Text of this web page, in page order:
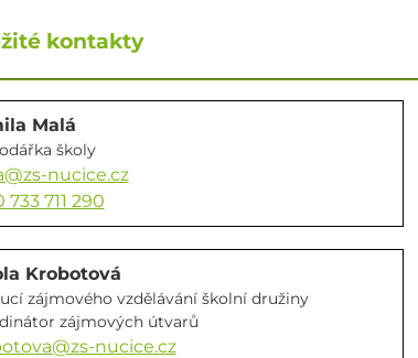
kontakty
Malá
školy
nucice.cz
733 711 290
Krobotová
zájmového vzdělávání školní družiny
zájmových útvarů
nucice.cz